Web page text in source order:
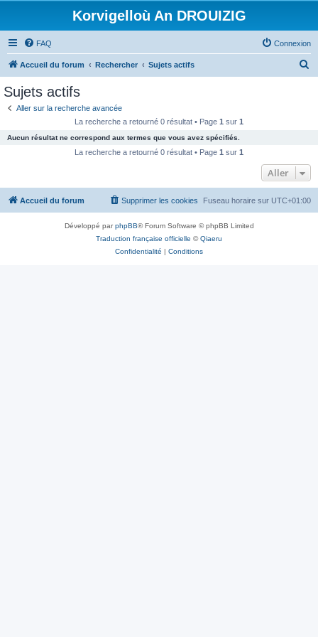
Korvigelloù An DROUIZIG
FAQ Connexion
Accueil du forum Rechercher Sujets actifs
c
e
Sujets actifs
Aller sur la recherche avancée
La recherche a retourné 0 résultat • Page 1 sur 1
Aucun résultat ne correspond aux termes que vous avez spécifiés.
La recherche a retourné 0 résultat • Page 1 sur 1
Aller
Accueil du forum Fuseau horaire sur UTC+01:00
Supprimer les cookies
Développé parphpBB® Forum Software © phpBB Limited
Traduction française officielle ©Qiaeru
Confidentialité | Conditions